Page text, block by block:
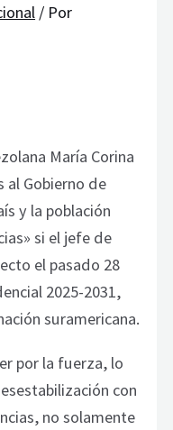
/ Por
María Corina
al Gobierno de
y la población
si el jefe de
el pasado 28
2025-2031,
suramericana.
por la fuerza, lo
con
no solamente